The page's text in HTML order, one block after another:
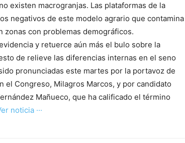
existen macrogranjas. Las plataformas de la
negativos de este modelo agrario que contamina
con problemas demográficos.
y retuerce aún más el bulo sobre la
de relieve las diferencias internas en el seno
pronunciadas este martes por la portavoz de
el Congreso, Milagros Marcos, y por candidato
Mañueco, que ha calificado el término
noticia ···